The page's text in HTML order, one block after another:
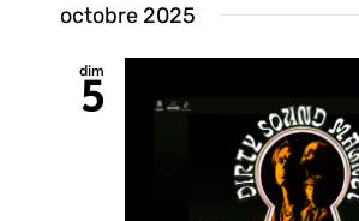
octobre 2025
dim
5